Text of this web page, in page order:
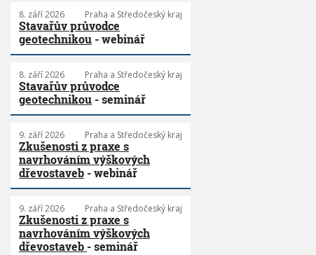
8. září 2026 Praha a Středočeský kraj
Stavařův průvodce
geotechnikou - webinář
8. září 2026 Praha a Středočeský kraj
Stavařův průvodce
geotechnikou - seminář
9. září 2026 Praha a Středočeský kraj
Zkušenosti z praxe s
navrhováním výškových
dřevostaveb - webinář
9. září 2026 Praha a Středočeský kraj
Zkušenosti z praxe s
navrhováním výškových
dřevostaveb - seminář